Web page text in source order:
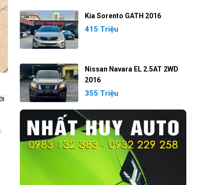
Kia Sorento GATH 2016
415 Triệu
Nissan Navara EL 2.5AT 2WD
2016
355 Triệu